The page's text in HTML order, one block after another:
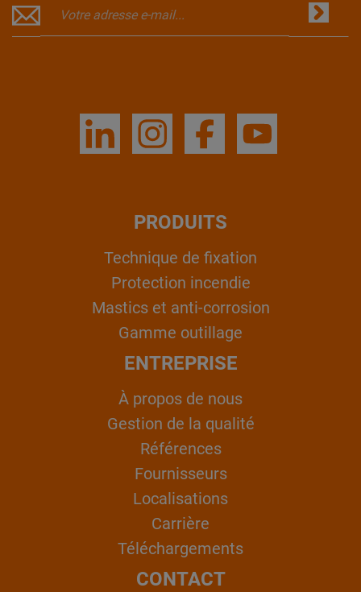
PRODUITS
Technique de fixation
Protection incendie
Mastics et anti-corrosion
Gamme outillage
ENTREPRISE
À propos de nous
Gestion de la qualité
Références
Fournisseurs
Localisations
Carrière
Téléchargements
CONTACT